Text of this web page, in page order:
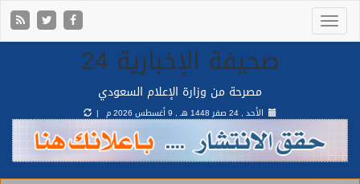
صحيفة الإخبارية 24
مصرحة من وزارة الإعلام السعودي
الأحد , 24 صفر 1448 هـ , 9 أغسطس 2026 م |